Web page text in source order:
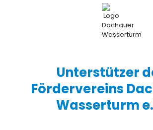
Unterstützer
Fördervereins
Wasserturm